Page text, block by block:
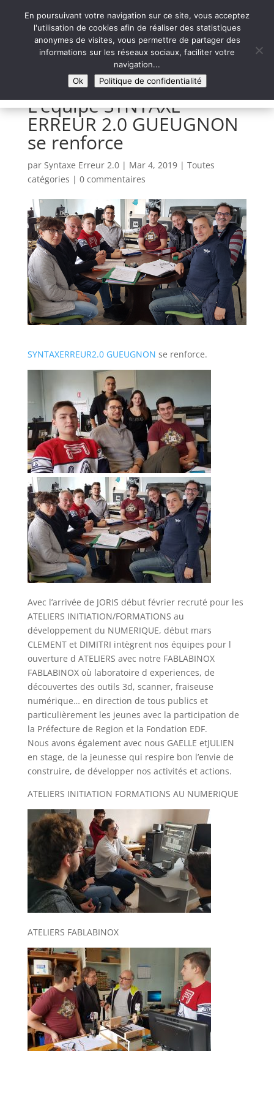
Syntaxe Erreur 2.0
LE NUMÉRIQUE SOLIDAIRE
L’équipe SYNTAXE
ERREUR 2.0 GUEUGNON
se renforce
par Syntaxe Erreur 2.0| Mar 4, 2019| Toutes
catégories | 0 commentaires
SYNTAXERREUR2.0 GUEUGNON se renforce.
Avec l’arrivée de JORIS début février recruté pour les
ATELIERS INITIATION/FORMATIONS au
développement du NUMERIQUE, début mars
CLEMENT et DIMITRI intègrent nos équipes pour l
ouverture d ATELIERS avec notre FABLABINOX
FABLABINOX où laboratoire d experiences, de
découvertes des outils 3d, scanner, fraiseuse
numérique… en direction de tous publics et
particulièrement les jeunes avec la participation de
la Préfecture de Region et la Fondation EDF.
Nous avons également avec nous GAELLE etJULIEN
en stage, de la jeunesse qui respire bon l’envie de
construire, de développer nos activités et actions.
ATELIERS INITIATION FORMATIONS AU NUMERIQUE
ATELIERS FABLABINOX
En poursuivant votre navigation sur ce site, vous acceptez
l'utilisation de cookies afin de réaliser des statistiques
anonymes de visites, vous permettre de partager des
informations sur les réseaux sociaux, faciliter votre
navigation...
Ok
Politique de confidentialité